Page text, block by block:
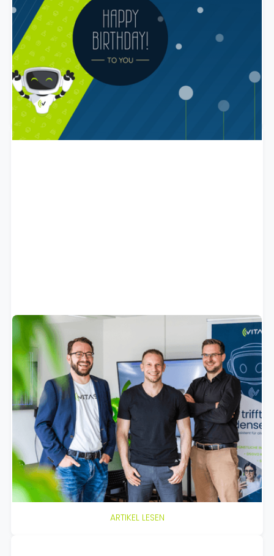
Seit 2019 revolutioniert VITAS die KI-gestützte
Kommunikation – mit über 300 neuen Kund:innen in
2024, starken Integrationen und neuen Lösungen wie
dem VITAS Chatbot und Messenger. Lasst uns
gemeinsam das nächste Kapitel gestalten!
March 4, 2025
VITAS sichert sich
Wachstumsfinanzierung: AI.FUND
investiert in die Zukunft der KI-
Telefonassistenten
Mit der Unterstützung des AI.FUND beschleunigt VITAS
seine Expansion und stärkt seine Position als
führender Anbieter für KI-basierte
Kund:innenkommunikation. Die Investition ermöglicht
eine noch breitere Skalierung und Weiterentwicklung
der No-Code-Plattform für Telefonassistenten.
February 17, 2025
ARTIKEL LESEN